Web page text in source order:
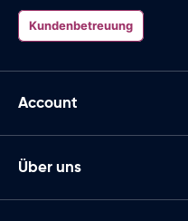
Kundenbetreuung
Account
Über uns